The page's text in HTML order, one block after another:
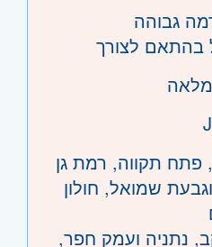
גבוהה
בהתאם לצורך
פתח תקווה, רמת גן
שמואל, חולון
נתניה ועמק חפר,